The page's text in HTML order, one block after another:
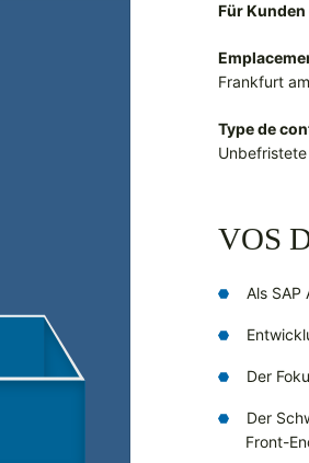
Für
Frankfurt
Type de
VOS
Als SAP
Der
Der
Front-